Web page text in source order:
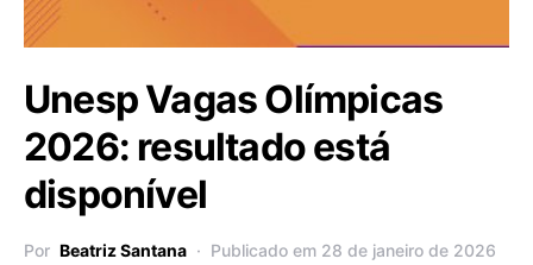
Unesp Vagas Olímpicas
2026: resultado está
disponível
Por Beatriz Santana Publicado em 28 de janeiro de 2026